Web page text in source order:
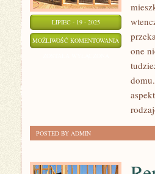
LIPIEC - 19 - 2025
MOŻLIWOŚĆ KOMENTOWANIA BLOK
one
POSTED BY ADMIN